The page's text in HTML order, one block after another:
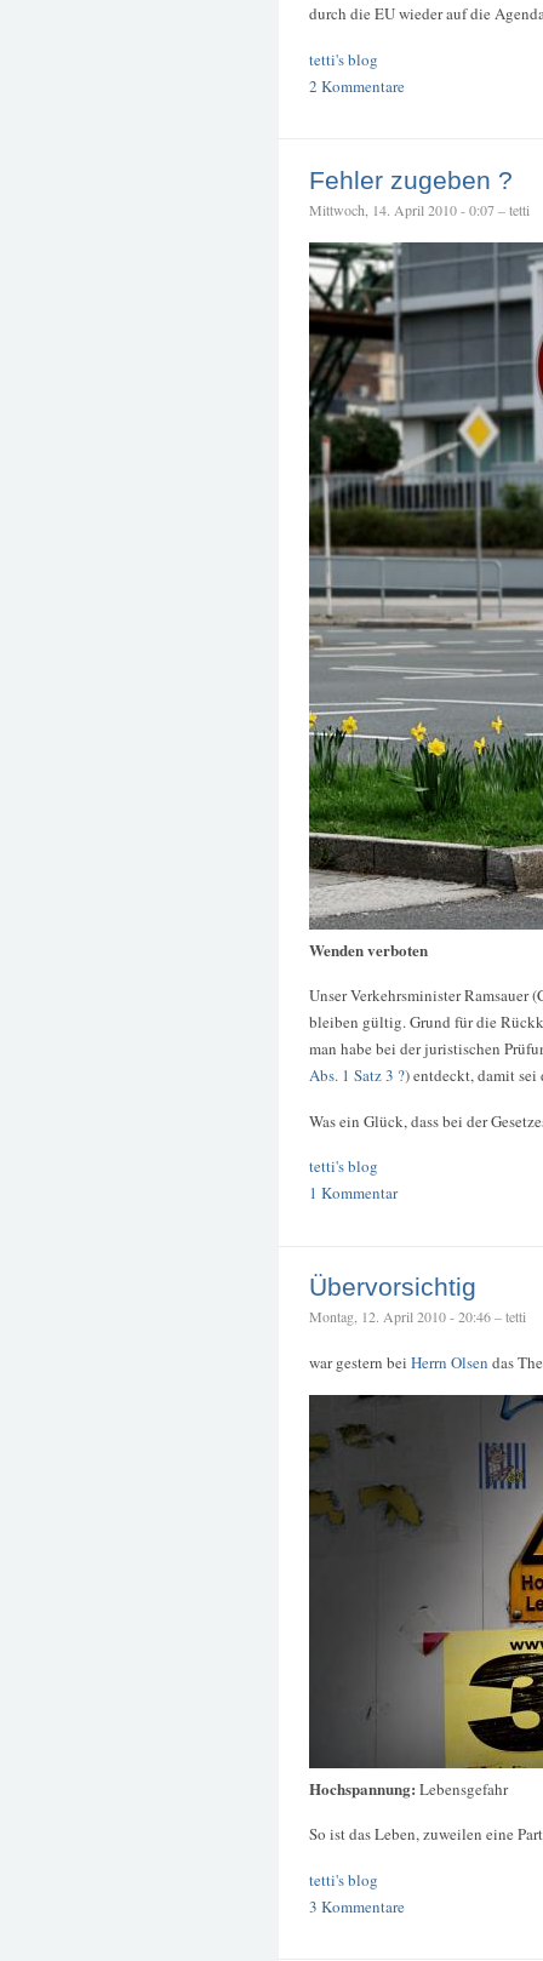
durch die EU wieder auf die
tetti's blog
2 Kommentare
Fehler zugeben ?
Mittwoch, 14. April 2010 - 0:07 – tetti
Wenden verboten
Unser Verkehrsminister Ramsauer
bleiben gültig. Grund für die
man habe bei der juristischen
Abs. 1 Satz 3 ?) entdeckt, damit
Was ein Glück, dass bei der
tetti's blog
1 Kommentar
Übervorsichtig
Montag, 12. April 2010 - 20:46 – tetti
war gestern bei Herrn Olsen das
Hochspannung: Lebensgefahr
So ist das Leben, zuweilen eine
tetti's blog
3 Kommentare